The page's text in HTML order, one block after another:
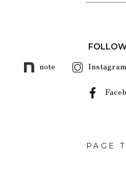
note Instagram
PAGE